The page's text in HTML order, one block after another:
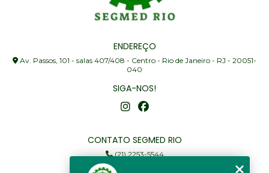
ENDEREÇO
Av. Passos, 101 - salas 407/408 - Centro - Rio de Janeiro - RJ - 20051-
040
SIGA-NOS!
CONTATO SEGMED RIO
(21) 2253-5544
(21) 97905-3352